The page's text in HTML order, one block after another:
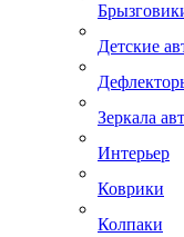
Детские
Зеркала
Интерьер
Коврики
Колпаки